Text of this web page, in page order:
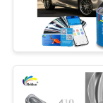
ধাতব